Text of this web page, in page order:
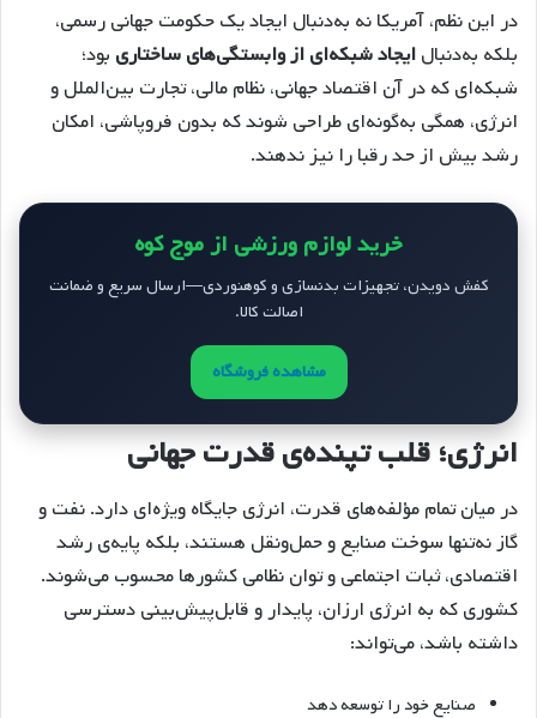
در این نظم، آمریکا نه به‌دنبال ایجاد یک حکومت جهانی رسمی،
بلکه به‌دنبالایجاد شبکه‌ای از وابستگی‌های ساختاری بود؛
شبکه‌ای که در آن اقتصاد جهانی، نظام مالی، تجارت بین‌الملل و
انرژی، همگی به‌گونه‌ای طراحی شوند که بدون فروپاشی، امکان
رشد بیش از حد رقبا را نیز ندهند.
خرید لوازم ورزشی از موج کوه
کفش دویدن، تجهیزات بدنسازی و کوهنوردی—ارسال سریع و ضمانت
اصالت کالا.
مشاهده فروشگاه
انرژی؛ قلب تپنده‌ی قدرت جهانی
در میان تمام مؤلفه‌های قدرت، انرژی جایگاه ویژه‌ای دارد. نفت و
گاز نه‌تنها سوخت صنایع و حمل‌ونقل هستند، بلکه پایه‌ی رشد
اقتصادی، ثبات اجتماعی و توان نظامی کشورها محسوب می‌شوند.
کشوری که به انرژی ارزان، پایدار و قابل‌پیش‌بینی دسترسی
داشته باشد، می‌تواند:
صنایع خود را توسعه دهد